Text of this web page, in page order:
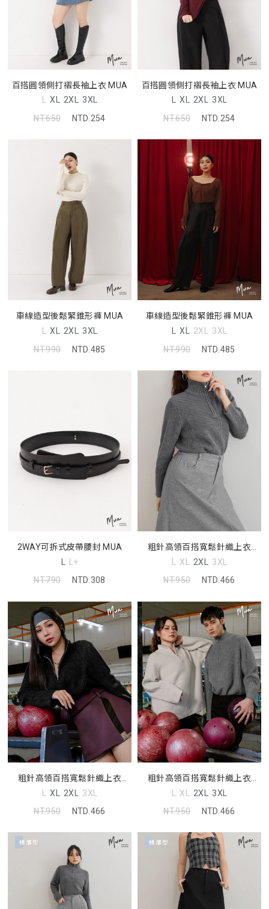
百搭圓領側打褶長袖上衣 MUA
L XL 2XL 3XL
NT.650
NTD.254
百搭圓領側打褶長袖上衣 MUA
L XL 2XL 3XL
NT.650
NTD.254
車線造型後鬆緊錐形褲 MUA
L XL 2XL 3XL
NT.990
NTD.485
車線造型後鬆緊錐形褲 MUA
L XL 2XL 3XL
NT.990
NTD.485
2WAY可拆式皮帶腰封 MUA
L L+
NT.790
NTD.308
粗針高領百搭寬鬆針織上衣
(unisex)
L XL 2XL 3XL
NT.950
NTD.466
粗針高領百搭寬鬆針織上衣
(unisex)
L XL 2XL 3XL
NT.950
NTD.466
粗針高領百搭寬鬆針織上衣
(unisex)
L XL 2XL 3XL
NT.950
NTD.466